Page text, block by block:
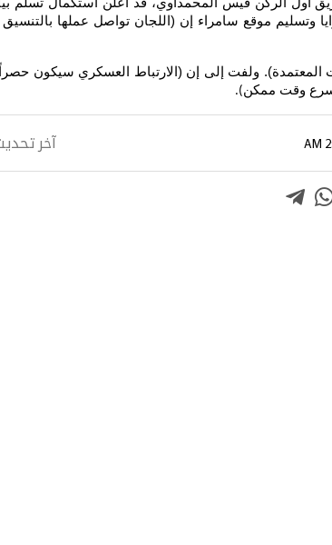
موقع سامراء إن (اللجان تواصل عملها بالتنسيق
ولفت إلى إن (الارتباط العسكري سيكون حصراً
وقت ممكن).
آخر